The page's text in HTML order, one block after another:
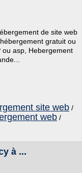
de site web
gratuit ou
ou asp, Hebergement
site web /
web /
à ...